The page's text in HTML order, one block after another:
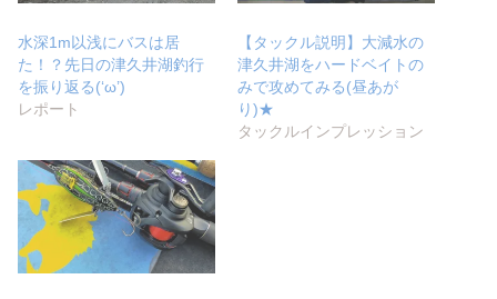
水深1m以浅にバスは居
た！？先日の津久井湖釣行
を振り返る(‘ω’)
レポート
【タックル説明】大減水の
津久井湖をハードベイトの
みで攻めてみる(昼あが
り)★
タックルインプレッション